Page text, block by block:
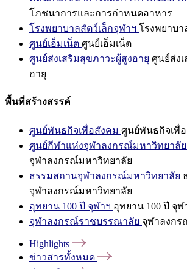
โภชนาการและการกำหนดอาหาร
โรงพยาบาลสัตว์เล็กจุฬาฯ โรงพยาบา
ศูนย์เอ็มเน็ต ศูนย์เอ็มเน็ต
ศูนย์ส่งเสริมสุขภาวะผู้สูงอายุ ศูนย์ส่ง
อายุ
พื้นที่สร้างสรรค์
ศูนย์พันธกิจเพื่อสังคม ศูนย์พันธกิจเพื่
ศูนย์กีฬาแห่งจุฬาลงกรณ์มหาวิทยาลัย
จุฬาลงกรณ์มหาวิทยาลัย
ธรรมสถานจุฬาลงกรณ์มหาวิทยาลัย
จุฬาลงกรณ์มหาวิทยาลัย
อุทยาน 100 ปี จุฬาฯ อุทยาน 100 ปี จุฬ
จุฬาลงกรณ์ราชบรรณาลัย จุฬาลงก
Highlights
ข่าวสารทั้งหมด